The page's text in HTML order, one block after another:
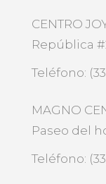
CENTRO
República
Teléfono:
MAGNO
Paseo del
Teléfono: